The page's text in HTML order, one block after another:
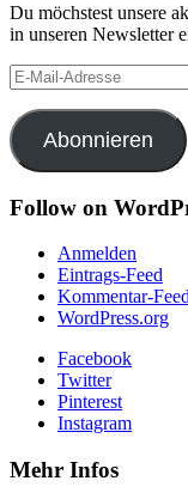
Du möchstest unsere
in unseren Newsletter
E-
Mail-
Adresse
Abonnieren
Follow on
Anmelden
Eintrags-Feed
Kommentar-
WordPress.org
Facebook
Twitter
Pinterest
Instagram
Mehr Infos